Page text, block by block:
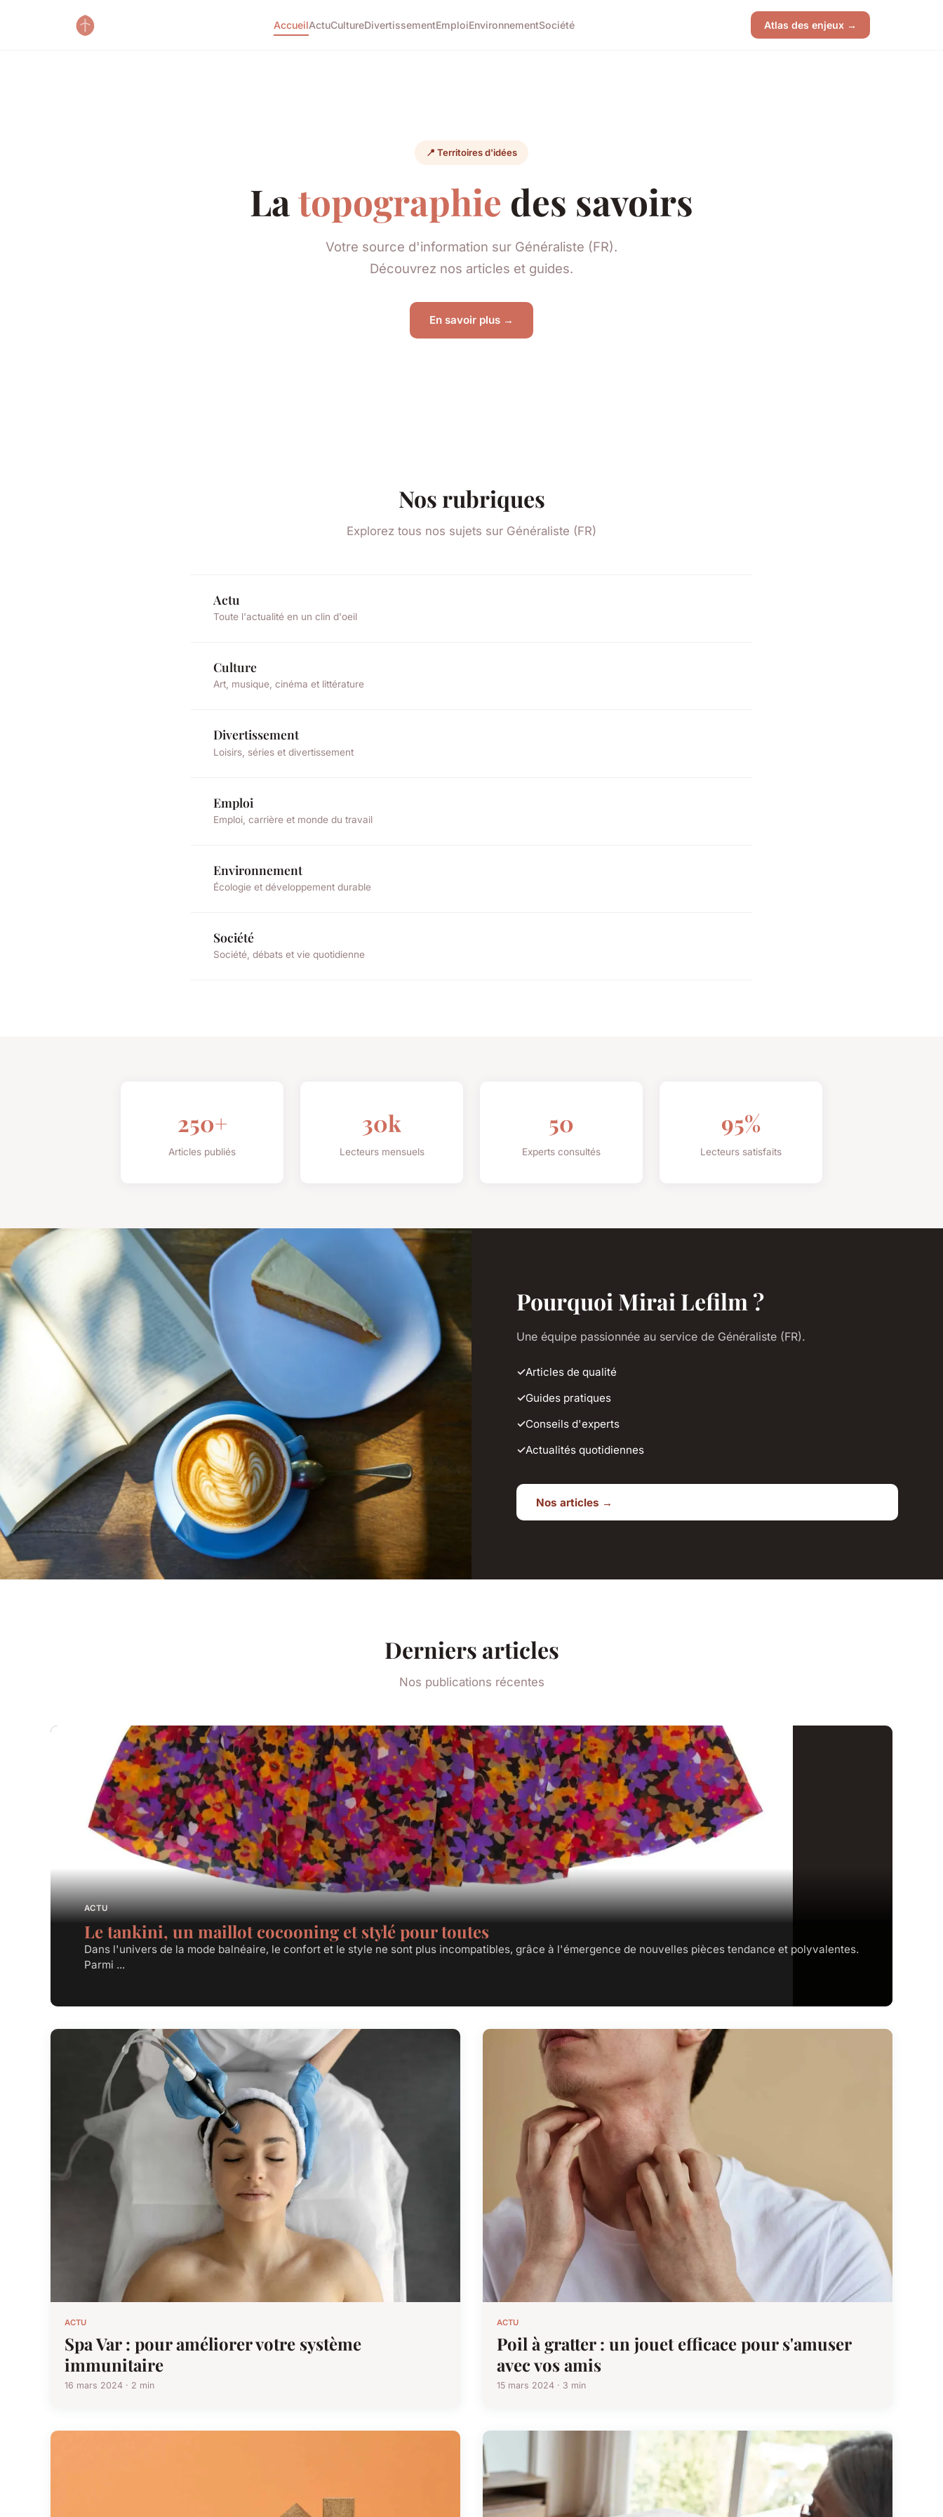
AccueilActuCultureDivertissementEmploiEnvironnementSociété Atlas des enjeux →
📍 Territoires d'idées
Latopographie des savoirs
Votre source d'information sur Généraliste (FR).
Découvrez nos articles et guides.
En savoir plus →
Nos rubriques
Explorez tous nos sujets sur Généraliste (FR)
Actu
Toute l'actualité en un clin d'oeil
Culture
Art, musique, cinéma et littérature
Divertissement
Loisirs, séries et divertissement
Emploi
Emploi, carrière et monde du travail
Environnement
Écologie et développement durable
Société
Société, débats et vie quotidienne
250+
Articles publiés
30k
Lecteurs mensuels
50
Experts consultés
95%
Lecteurs satisfaits
Pourquoi Mirai Lefilm ?
Une équipe passionnée au service de Généraliste (FR).
Articles de qualité
Guides pratiques
Conseils d'experts
Actualités quotidiennes
Nos articles →
Derniers articles
Nos publications récentes
ACTU
Le tankini, un maillot cocooning et stylé pour toutes
Dans l'univers de la mode balnéaire, le confort et le style ne sont plus incompatibles, grâce à l'émergence de nouvelles pièces tendance et polyvalentes.
Parmi ...
ACTU
Spa Var : pour améliorer votre système
immunitaire
16 mars 2024 · 2 min
ACTU
Poil à gratter : un jouet efficace pour s'amuser
avec vos amis
15 mars 2024 · 3 min